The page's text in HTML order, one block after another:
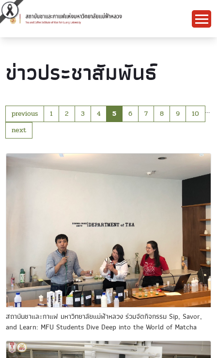
ข่าวประชาสัมพันธ์
previous 1 2 3 4 5 6 7 8 9 10
…
next
สถาบันชาและกาแฟ มหาวิทยาลัยแม่ฟ้าหลวง ร่วมจัดกิจกรรม Sip, Savor,
and Learn: MFU Students Dive Deep into the World of Matcha